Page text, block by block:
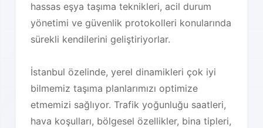
hassas eşya taşıma teknikleri, acil durum
yönetimi ve güvenlik protokolleri konularında
sürekli kendilerini geliştiriyorlar.
İstanbul özelinde, yerel dinamikleri çok iyi
bilmemiz taşıma planlarımızı optimize
etmemizi sağlıyor. Trafik yoğunluğu saatleri,
hava koşulları, bölgesel özellikler, bina tipleri,